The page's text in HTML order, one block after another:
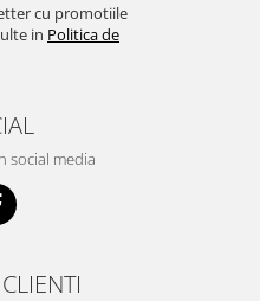
cu promotiile
in Politica de
social media